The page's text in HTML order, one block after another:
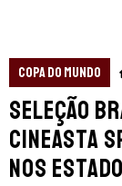
COPA DO MUNDO
Seleção
cineasta
nos